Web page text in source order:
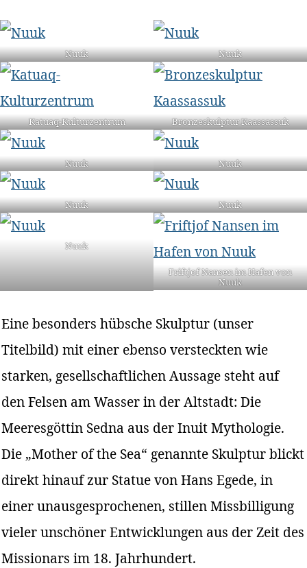
Nuuk Nuuk
Katuaq-Kulturzentrum Bronzeskulptur Kaassassuk
Nuuk Nuuk
Nuuk Nuuk
Nuuk
Friftjof Nansen im Hafen von
Nuuk
Eine besonders hübsche Skulptur (unser
Titelbild) mit einer ebenso versteckten wie
starken, gesellschaftlichen Aussage steht auf
den Felsen am Wasser in der Altstadt: Die
Meeresgöttin Sedna aus der Inuit Mythologie.
Die „Mother of the Sea“ genannte Skulptur blickt
direkt hinauf zur Statue von Hans Egede, in
einer unausgesprochenen, stillen Missbilligung
vieler unschöner Entwicklungen aus der Zeit des
Missionars im 18. Jahrhundert.